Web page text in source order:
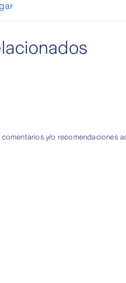
y/o recomendaciones